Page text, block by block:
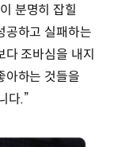
분명히 잡힐
공하고 실패하는
조바심을 내지
아하는 것들을
다.”